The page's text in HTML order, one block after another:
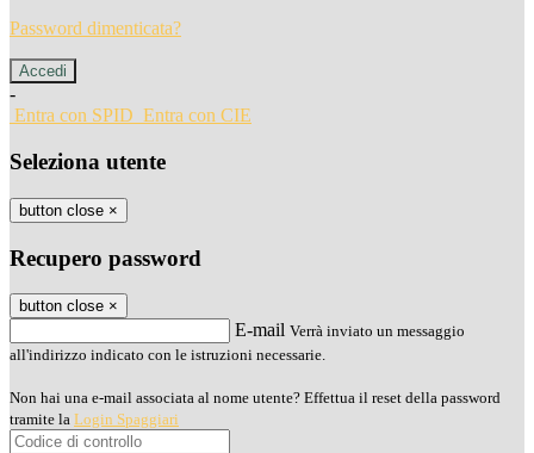
Password dimenticata?
-
Entra con SPID Entra con CIE
Seleziona utente
button close ×
Recupero password
button close ×
E-mail Verrà inviato un messaggio
all'indirizzo indicato con le istruzioni necessarie.
Non hai una e-mail associata al nome utente? Effettua il reset della password
tramite la Login Spaggiari